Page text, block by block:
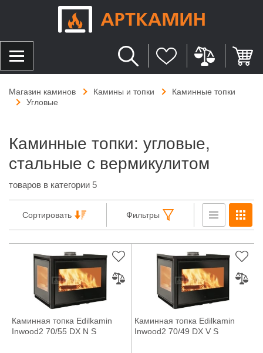
Магазин каминов Камины и топки
Каминные топки
Угловые
Каминные топки: угловые,
стальные с вермикулитом
товаров в категории 5
Сортировать Фильтры
Каминная топка Edilkamin
Inwood2 70/55 DX N S
Каминная топка Edilkamin
Inwood2 70/49 DX V S